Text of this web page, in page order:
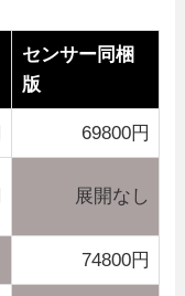
センサー同梱
版
69800円
展開なし
74800円